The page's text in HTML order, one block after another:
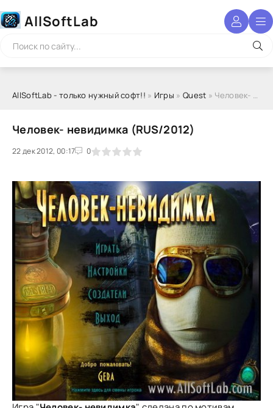
AllSoftLab
AllSoftLab - только нужный софт!! » Игры » Quest » Человек- невидимка (RUS/2012)
Человек- невидимка (RUS/2012)
22 дек 2012, 00:17 0
1 2 3 4 5